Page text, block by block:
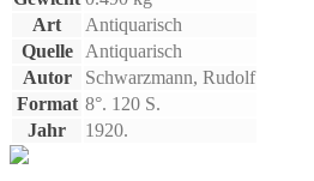
Art
Antiquarisch
Quelle
Antiquarisch
Autor
Schwarzmann, Rudolf
Format 8°. 120 S.
Jahr
1920.